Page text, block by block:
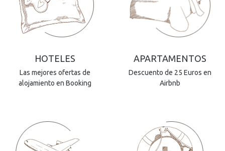
HOTELES
Las mejores ofertas de
alojamiento en Booking
APARTAMENTOS
Descuento de 25 Euros en
Airbnb